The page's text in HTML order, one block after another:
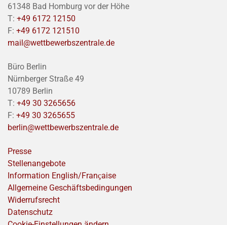
61348 Bad Homburg vor der Höhe
T: +49 6172 12150
F: +49 6172 121510
mail@wettbewerbszentrale.de
Büro Berlin
Nürnberger Straße 49
10789 Berlin
T: +49 30 3265656
F: +49 30 3265655
berlin@wettbewerbszentrale.de
Presse
Stellenangebote
Information English/Franҫaise
Allgemeine Geschäftsbedingungen
Widerrufsrecht
Datenschutz